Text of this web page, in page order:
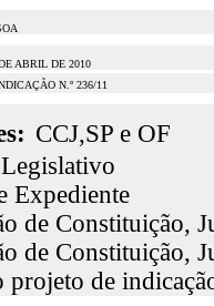
ABRIL DE 2010
N.º 236/11
CCJ,SP e OF
Expediente
de Constituição,
de Constituição,
projeto de